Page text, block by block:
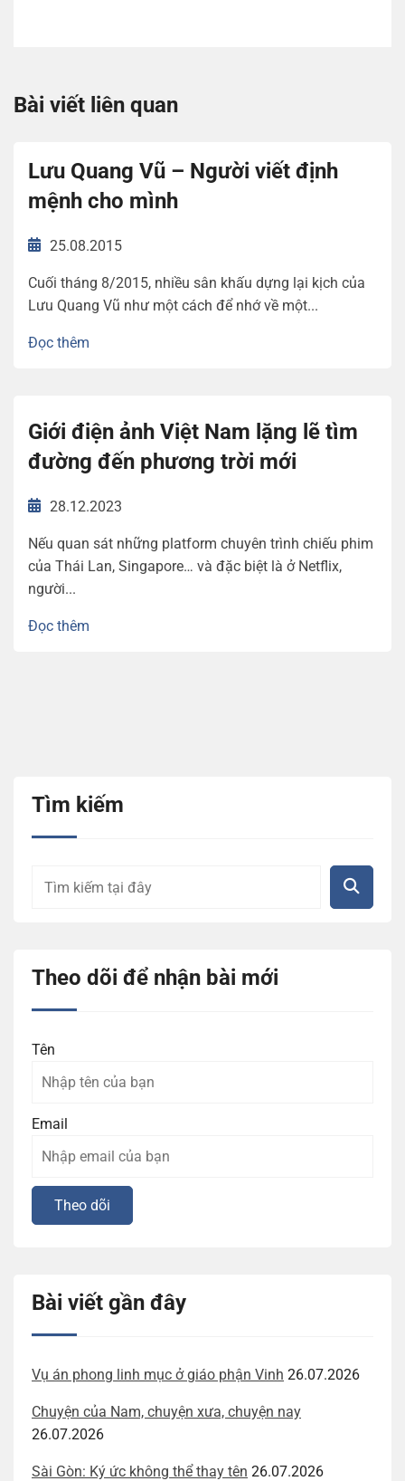
Bài viết liên quan
Lưu Quang Vũ – Người viết định
mệnh cho mình
25.08.2015
Cuối tháng 8/2015, nhiều sân khấu dựng lại kịch của
Lưu Quang Vũ như một cách để nhớ về một...
Đọc thêm
Giới điện ảnh Việt Nam lặng lẽ tìm
đường đến phương trời mới
28.12.2023
Nếu quan sát những platform chuyên trình chiếu phim
của Thái Lan, Singapore… và đặc biệt là ở Netflix,
người...
Đọc thêm
Tìm kiếm
Theo dõi để nhận bài mới
Tên
Email
Bài viết gần đây
Vụ án phong linh mục ở giáo phận Vinh 26.07.2026
Chuyện của Nam, chuyện xưa, chuyện nay
26.07.2026
Sài Gòn: Ký ức không thể thay tên 26.07.2026